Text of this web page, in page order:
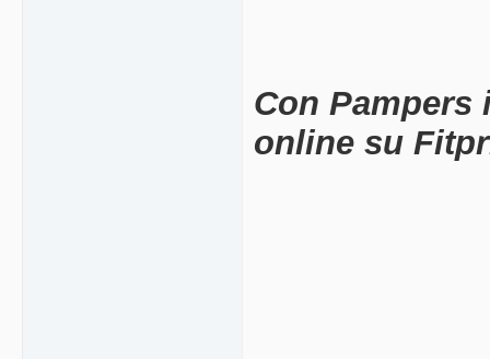
Con Pampers
online su